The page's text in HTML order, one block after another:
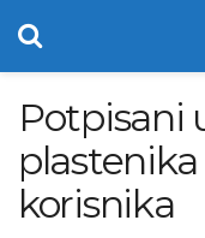
Potpisani
korisnika